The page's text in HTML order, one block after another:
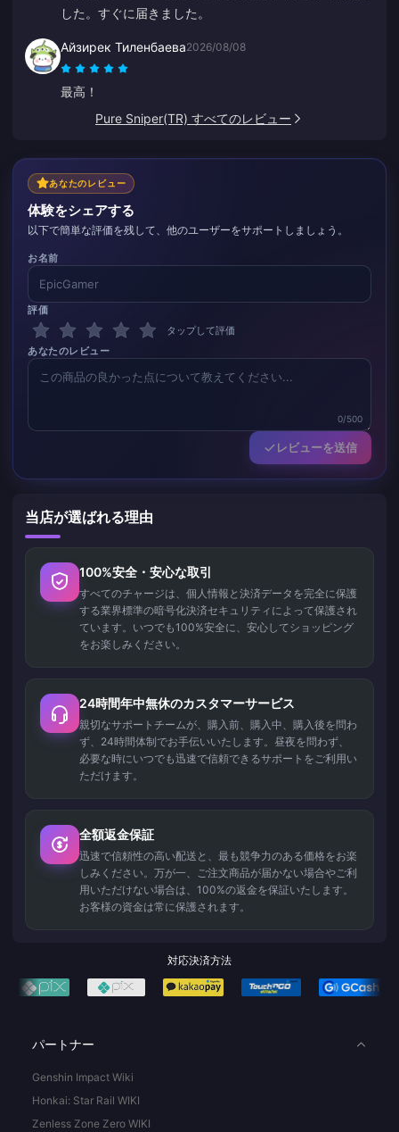
した。すぐに届きました。
Айзирек Тиленбаева2026/08/08
最高！
Pure Sniper(TR) すべてのレビュー
あなたのレビュー
体験をシェアする
以下で簡単な評価を残して、他のユーザーをサポートしましょう。
お名前
評価
タップして評価
あなたのレビュー
0/500
レビューを送信
当店が選ばれる理由
100%安全・安心な取引
すべてのチャージは、個人情報と決済データを完全に保護
する業界標準の暗号化決済セキュリティによって保護され
ています。いつでも100%安全に、安心してショッピング
をお楽しみください。
24時間年中無休のカスタマーサービス
親切なサポートチームが、購入前、購入中、購入後を問わ
ず、24時間体制でお手伝いいたします。昼夜を問わず、
必要な時にいつでも迅速で信頼できるサポートをご利用い
ただけます。
全額返金保証
迅速で信頼性の高い配送と、最も競争力のある価格をお楽
しみください。万が一、ご注文商品が届かない場合やご利
用いただけない場合は、100%の返金を保証いたします。
お客様の資金は常に保護されます。
対応決済方法
パートナー
Genshin Impact Wiki
Honkai: Star Rail WIKI
Zenless Zone Zero WIKI